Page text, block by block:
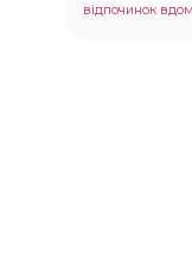
відпочинок